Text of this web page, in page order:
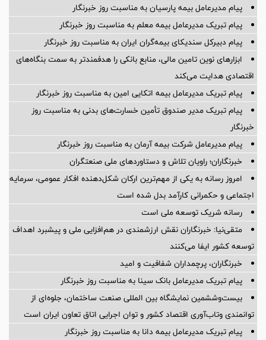
پیام مدیرعامل بیمه پارسیان به مناسبت روز خبرنگار
پیام تبریک مدیرعامل بیمه معلم به مناسبت روز خبرنگار
پیام دبیرکل سندیکای بیمه‌گران ایران به مناسبت روز خبرنگار
ابزارهای نوین تامین مالی، منابع بانکی را هدفمندتر به سمت بنگاه‌های
اقتصادی هدایت می‌کند
پیام تبریک مدیرعامل بیمه اتکایی امین به مناسبت روز خبرنگار
پیام تبریک مدیر صندوق تأمین خسارت‌های بدنی به مناسبت روز
خبرنگار
پیام مدیرعامل شرکت بیمه آرمان به مناسبت روز خبرنگار
خبرنگاران؛ راویان تلاش و دستاوردهای ملی صنعتگران
امروز رسانه به یکی از مهم‌ترین ارکان شکل‌دهنده افکار عمومی، سرمایه
اجتماعی و حکمرانی کارآمد بدل شده است
رسانه شریک توسعه ملی است
متقی‌نیا: خبرنگاران نقش ارزشمندی در هم‌افزایی ملی و پیشبرد اهداف
توسعه کشور ایفا می‌کنند
خبرنگاران، پرچمداران شفافیت و امید
پیام تبریک مدیرعامل بانک سینا به مناسبت روز خبرنگار
بیست‌وششمین نمایشگاه بین المللی صنعت ساختمان، جلوه‌ای از
توانمندی وتاب‌آوری اقتصاد کشور و توان اجرایی اتاق تعاون ایران است
پیام ‌تبریک‌ مدیرعامل بیمه دانا به مناسبت روز خبرنگار